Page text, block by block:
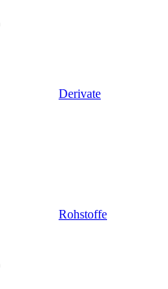
Derivate
Rohstoffe